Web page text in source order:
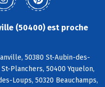
(50400) est proche
50380 St-Aubin-des-
Planchers, 50400 Yquelon,
Loups, 50320 Beauchamps,